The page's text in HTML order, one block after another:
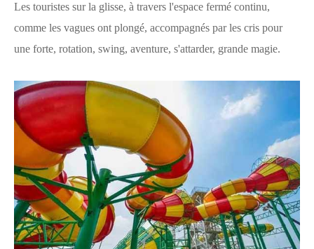
Les touristes sur la glisse, à travers l'espace fermé continu,
comme les vagues ont plongé, accompagnés par les cris pour
une forte, rotation, swing, aventure, s'attarder, grande magie.